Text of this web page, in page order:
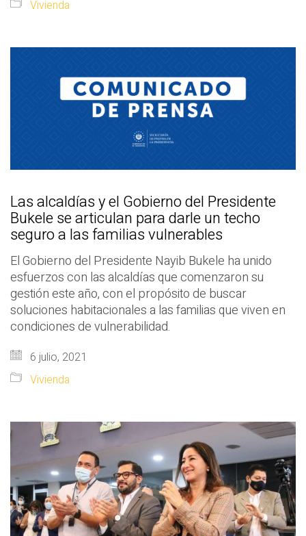
Vivienda
Las alcaldías y el Gobierno del Presidente
Bukele se articulan para darle un techo
seguro a las familias vulnerables
El Gobierno del Presidente Nayib Bukele ha unido
esfuerzos con las alcaldías que comenzaron su
gestión este año, con el propósito de buscar
soluciones habitacionales a las familias que viven en
condiciones de vulnerabilidad.
6 julio, 2021
Vivienda